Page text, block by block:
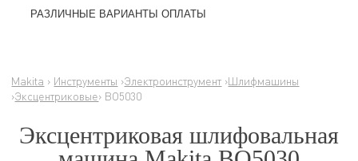
РАЗЛИЧНЫЕ ВАРИАНТЫ ОПЛАТЫ
Makita › Инструменты ›Электроинструмент ›Шлифмашины
›Эксцентриковые› BO5030
Эксцентриковая шлифовальная